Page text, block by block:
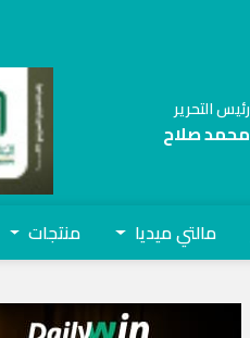
رئيس التحرير
محمد صلاح
مالتي ميديا منتجات